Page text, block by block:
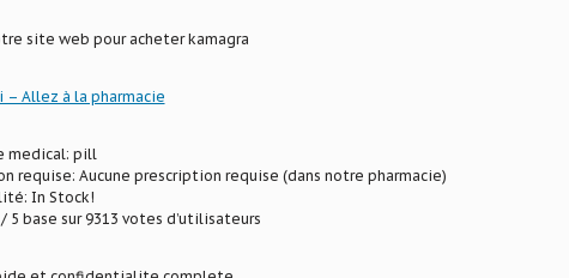
site web pour acheter kamagra
– Allez à la pharmacie
medical: pill
requise: Aucune prescription requise (dans notre pharmacie)
In Stock!
5 base sur 9313 votes d’utilisateurs